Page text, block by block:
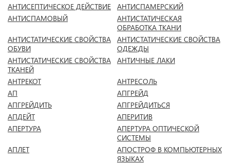
АНТИСЕПТИЧЕСКОЕ ДЕЙСТВИЕ
АНТИСПАМЕРСКИЙ
АНТИСПАМОВЫЙ
АНТИСТАТИЧЕСКАЯ
ОБРАБОТКА ТКАНИ
АНТИСТАТИЧЕСКИЕ СВОЙСТВА
ОБУВИ
АНТИСТАТИЧЕСКИЕ СВОЙСТВА
ОДЕЖДЫ
АНТИСТАТИЧЕСКИЕ СВОЙСТВА
ТКАНЕЙ
АНТИЧНЫЕ ЛАКИ
АНТРЕКОТ
АНТРЕСОЛЬ
АП
АПГРЕЙД
АПГРЕЙДИТЬ
АПГРЕЙДИТЬСЯ
АПДЕЙТ
АПЕРИТИВ
АПЕРТУРА
АПЕРТУРА ОПТИЧЕСКОЙ
СИСТЕМЫ
АПЛЕТ
АПОСТРОФ В КОМПЬЮТЕРНЫХ
ЯЗЫКАХ